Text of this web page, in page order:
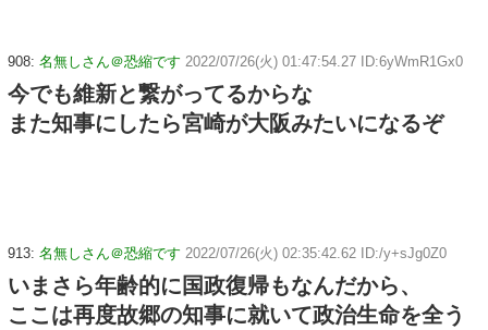
908: 名無しさん＠恐縮です 2022/07/26(火) 01:47:54.27 ID:6yWmR1Gx0
今でも維新と繋がってるからな
また知事にしたら宮崎が大阪みたいになるぞ
913: 名無しさん＠恐縮です 2022/07/26(火) 02:35:42.62 ID:/y+sJg0Z0
いまさら年齢的に国政復帰もなんだから、
ここは再度故郷の知事に就いて政治生命を全う